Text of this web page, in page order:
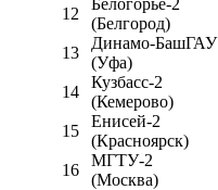
12
Белогорье-2
(Белгород)
13
Динамо-БашГАУ
(Уфа)
14
Кузбасс-2
(Кемерово)
15
Енисей-2
(Красноярск)
16
МГТУ-2
(Москва)